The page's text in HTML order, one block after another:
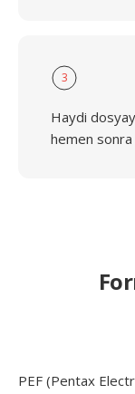
3
Haydi
hemen
PEF (Pentax